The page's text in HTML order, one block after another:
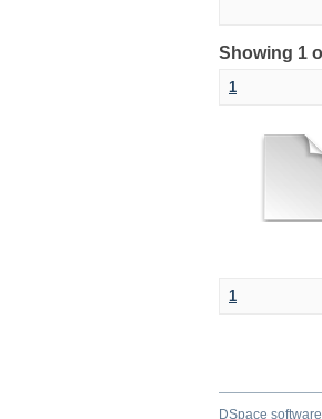
Showing 1
1
1
DSpace software